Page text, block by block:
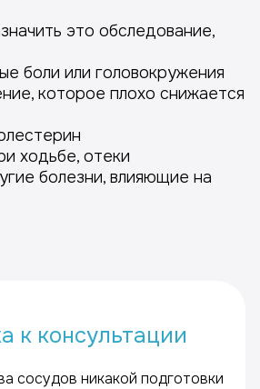
это обследование,
боли или головокружения
которое плохо снижается
ходьбе, отеки
болезни, влияющие на
к консультации
сосудов никакой подготовки